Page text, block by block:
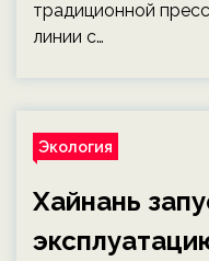
традиционной
линии с…
Экология
Хайнань